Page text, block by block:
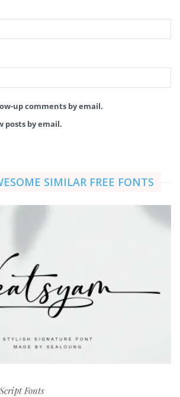
up comments by email.
posts by email.
SIMILAR FREE FONTS
Script Fonts